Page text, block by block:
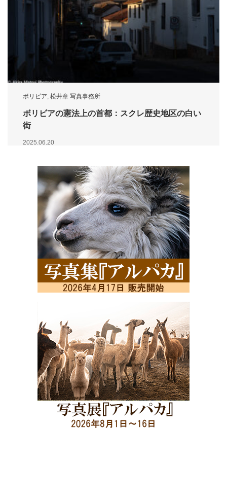
ボリビア, 松井章 写真事務所
ボリビアの憲法上の首都：スクレ歴史地区の白い
街
2025.06.20